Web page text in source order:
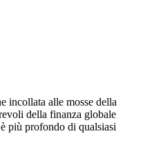
incollata alle mosse della
della finanza globale
più profondo di qualsiasi